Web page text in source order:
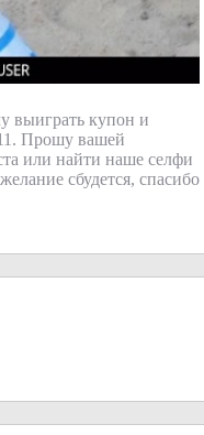
выиграть купон и
Прошу вашей
или найти наше селфи
сбудется, спасибо